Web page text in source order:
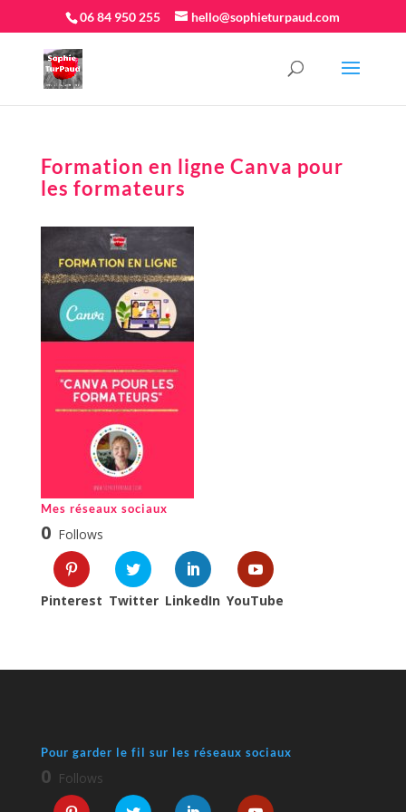
06 84 950 255 hello@sophieturpaud.com
Formation en ligne Canva pour
les formateurs
Mes réseaux sociaux
0 Follows
Pinterest Twitter LinkedIn YouTube
Pour garder le fil sur les réseaux sociaux
0 Follows